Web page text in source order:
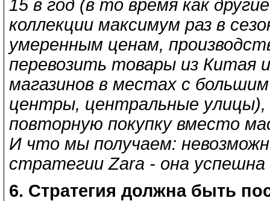
15 в год (в то время как
коллекции максимум раз в
умеренным ценам,
перевозить товары из Китая
магазинов в местах с
центры, центральные улицы),
повторную покупку вместо
И что мы получаем:
стратегии Zara - она успешна
6. Стратегия должна быть